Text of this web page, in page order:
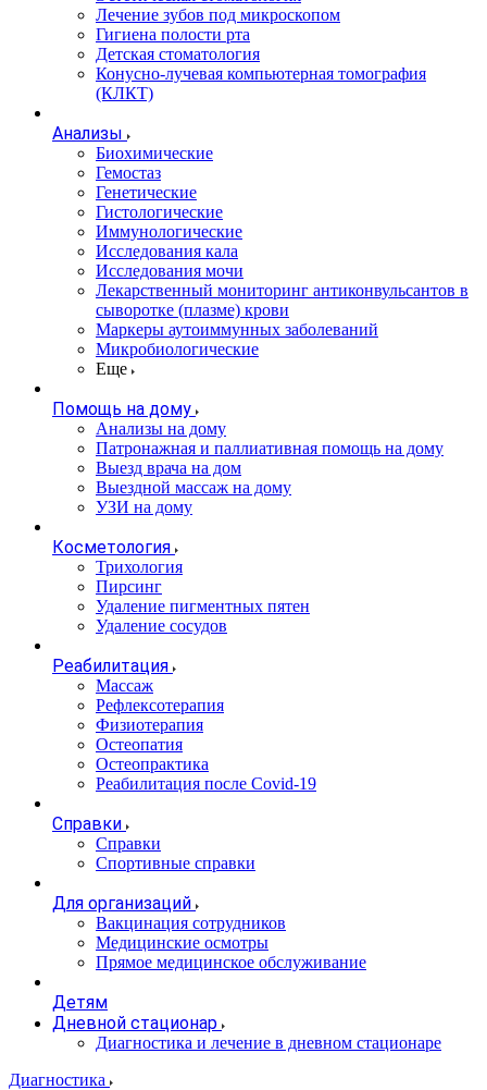
Лечение зубов под микроскопом
Гигиена полости рта
Детская стоматология
Конусно-лучевая компьютерная томография
(КЛКТ)
Анализы
Биохимические
Гемостаз
Генетические
Гистологические
Иммунологические
Исследования кала
Исследования мочи
Лекарственный мониторинг антиконвульсантов в
сыворотке (плазме) крови
Маркеры аутоиммунных заболеваний
Микробиологические
Еще
Помощь на дому
Анализы на дому
Патронажная и паллиативная помощь на дому
Выезд врача на дом
Выездной массаж на дому
УЗИ на дому
Косметология
Трихология
Пирсинг
Удаление пигментных пятен
Удаление сосудов
Реабилитация
Массаж
Рефлексотерапия
Физиотерапия
Остеопатия
Остеопрактика
Реабилитация после Covid-19
Справки
Справки
Спортивные справки
Для организаций
Вакцинация сотрудников
Медицинские осмотры
Прямое медицинское обслуживание
Детям
Дневной стационар
Диагностика и лечение в дневном стационаре
Диагностика